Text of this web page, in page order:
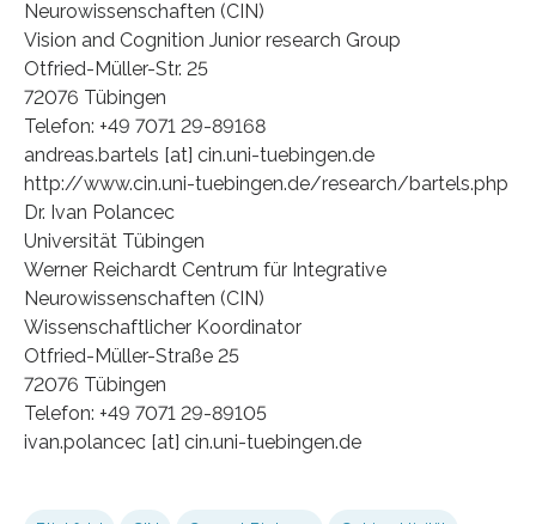
Neurowissenschaften (CIN)
Vision and Cognition Junior research Group
Otfried-Müller-Str. 25
72076 Tübingen
Telefon: +49 7071 29-89168
andreas.bartels [at] cin.uni-tuebingen.de
http://www.cin.uni-tuebingen.de/research/bartels.php
Dr. Ivan Polancec
Universität Tübingen
Werner Reichardt Centrum für Integrative
Neurowissenschaften (CIN)
Wissenschaftlicher Koordinator
Otfried-Müller-Straße 25
72076 Tübingen
Telefon: +49 7071 29-89105
ivan.polancec [at] cin.uni-tuebingen.de